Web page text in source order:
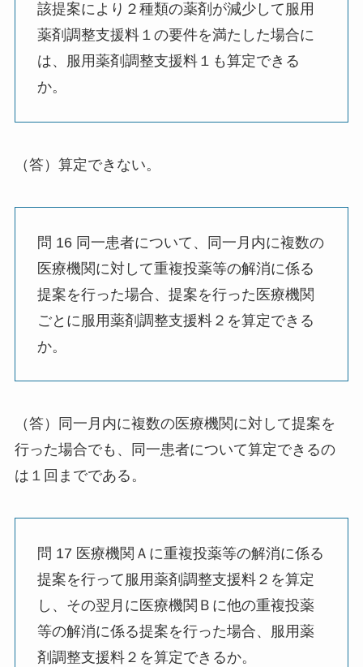
該提案により２種類の薬剤が減少して服用
薬剤調整支援料１の要件を満たした場合に
は、服用薬剤調整支援料１も算定できる
か。
（答）算定できない。
問 16 同一患者について、同一月内に複数の
医療機関に対して重複投薬等の解消に係る
提案を行った場合、提案を行った医療機関
ごとに服用薬剤調整支援料２を算定できる
か。
（答）同一月内に複数の医療機関に対して提案を
行った場合でも、同一患者について算定できるの
は１回までである。
問 17 医療機関Ａに重複投薬等の解消に係る
提案を行って服用薬剤調整支援料２を算定
し、その翌月に医療機関Ｂに他の重複投薬
等の解消に係る提案を行った場合、服用薬
剤調整支援料２を算定できるか。